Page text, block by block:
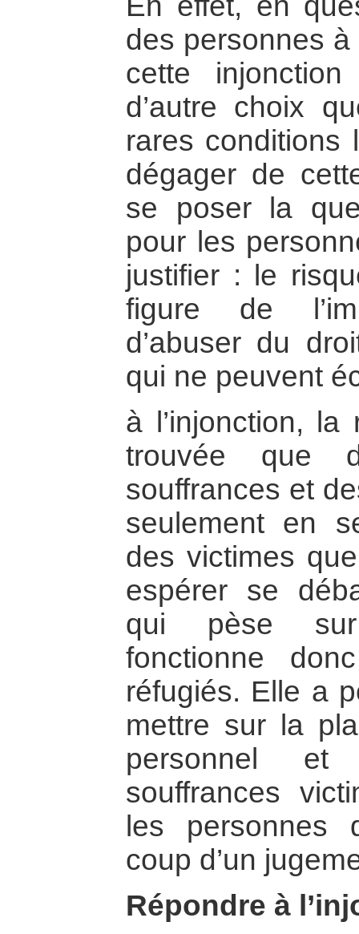
des personnes
cette
d’autre choix
rares conditions
dégager de
se poser la
pour les
justifier : le
figure de
d’abuser du
qui ne peuvent
à l’injonction,
trouvée que
souffrances et
seulement en
des victimes
espérer se
qui pèse sur
fonctionne
réfugiés. Elle a
mettre sur la
personnel
souffrances
les personnes
coup d’un
Répondre à